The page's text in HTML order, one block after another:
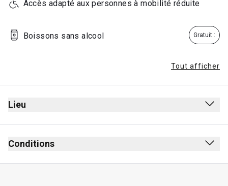
Accès adapté aux personnes à mobilité réduite
Boissons sans alcool Gratuit :
Tout afficher
Lieu
Conditions